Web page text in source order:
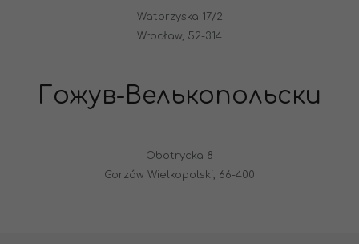
Watbrzyska 17/2
Wrocław, 52-314
Гожув-Велькопольски
Obotrycka 8
Gorzów Wielkopolski, 66-400